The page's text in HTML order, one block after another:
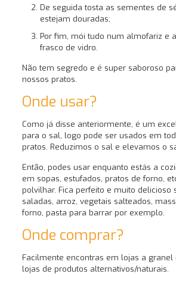
De seguida tosta as sementes de
estejam douradas;
Por fim, mói tudo num almofariz e
frasco de vidro.
Não tem segredo e é super saboroso
nossos pratos.
Onde usar?
Como já disse anteriormente, é um
para o sal, logo pode ser usados em
pratos. Reduzimos o sal e elevamos o
Então, podes usar enquanto estás a
em sopas, estufados, pratos de forno,
polvilhar. Fica perfeito e muito delicioso
saladas, arroz, vegetais salteados,
forno, pasta para barrar por exemplo.
Onde comprar?
Facilmente encontras em lojas a
lojas de produtos alternativos/naturais.